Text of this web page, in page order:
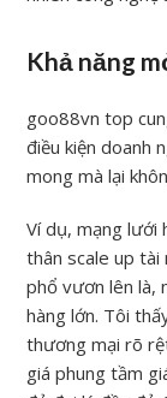
Khả năng
goo88vn top
điều kiện doanh
mong mà lại
Ví dụ, mạng lưới
thân scale up
phổ vươn lên là,
hàng lớn. Tôi
thương mại rõ
giá phung tầm